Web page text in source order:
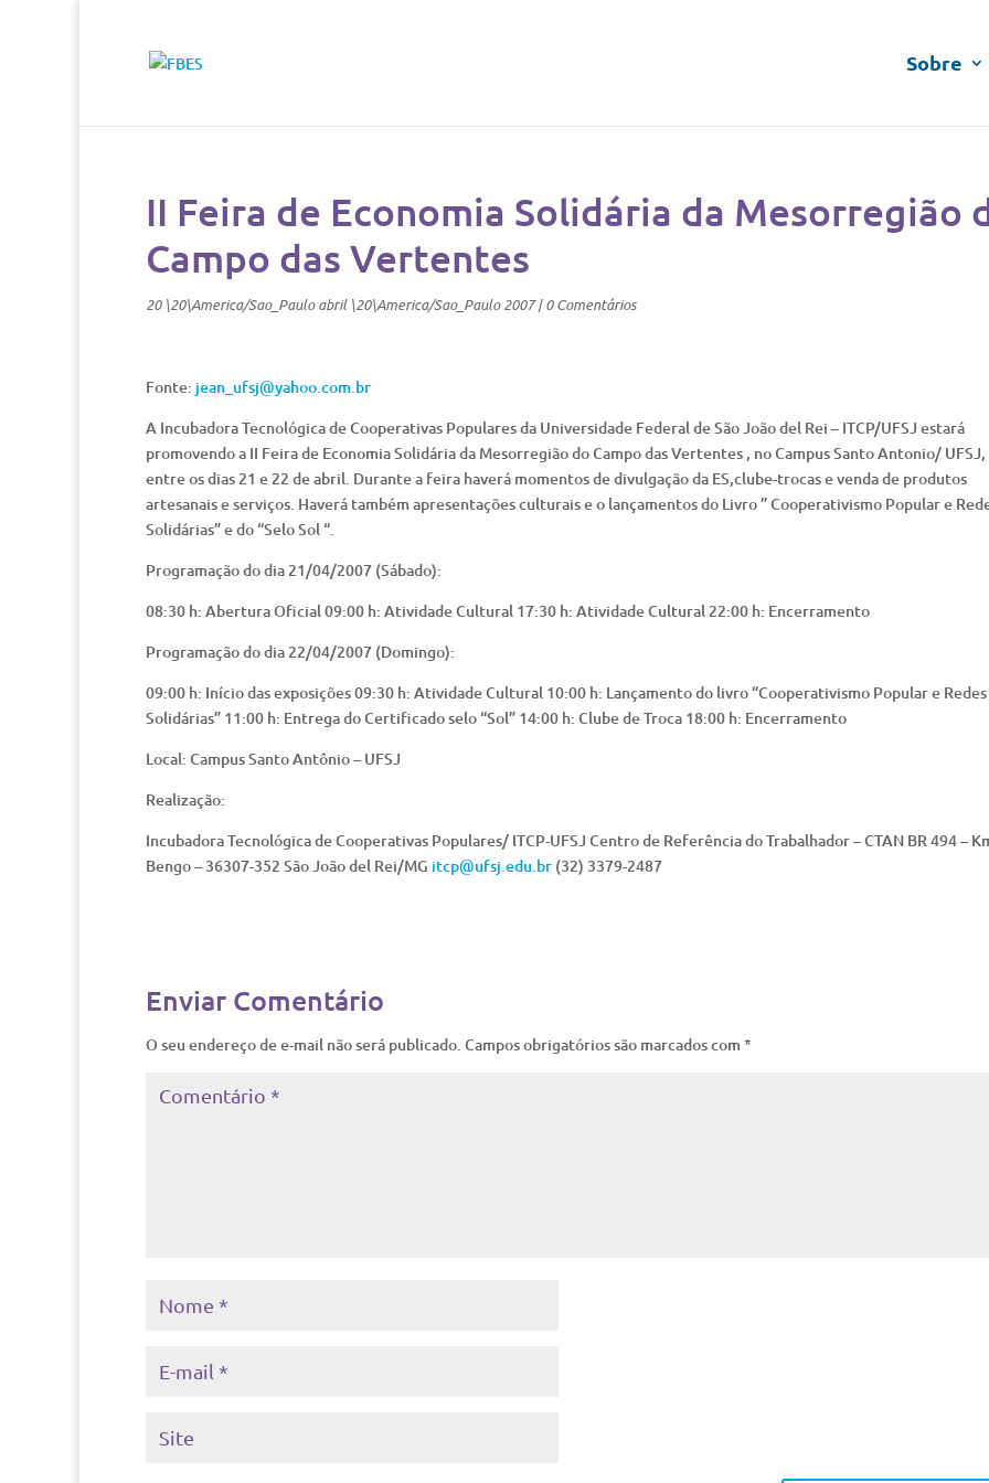
Sobre
II Feira de Economia Solidária da Mesorregião
Campo das Vertentes
20 \20\America/Sao_Paulo abril \20\America/Sao_Paulo 2007|0 Comentários
Fonte: jean_ufsj@yahoo.com.br
A Incubadora Tecnológica de Cooperativas Populares da Universidade Federal de São João del Rei – ITCP/UFSJ estará
promovendo a II Feira de Economia Solidária da Mesorregião do Campo das Vertentes , no Campus Santo Antonio/ UFSJ,
entre os dias 21 e 22 de abril. Durante a feira haverá momentos de divulgação da ES,clube-trocas e venda de produtos
artesanais e serviços. Haverá também apresentações culturais e o lançamentos do Livro ” Cooperativismo Popular e
Solidárias” e do “Selo Sol “.
Programação do dia 21/04/2007 (Sábado):
08:30 h: Abertura Oficial 09:00 h: Atividade Cultural 17:30 h: Atividade Cultural 22:00 h: Encerramento
Programação do dia 22/04/2007 (Domingo):
09:00 h: Início das exposições 09:30 h: Atividade Cultural 10:00 h: Lançamento do livro “Cooperativismo Popular e Redes
Solidárias” 11:00 h: Entrega do Certificado selo “Sol” 14:00 h: Clube de Troca 18:00 h: Encerramento
Local: Campus Santo Antônio – UFSJ
Realização:
Incubadora Tecnológica de Cooperativas Populares/ ITCP-UFSJ Centro de Referência do Trabalhador – CTAN BR 494 –
Bengo – 36307-352 São João del Rei/MG itcp@ufsj.edu.br (32) 3379-2487
Enviar Comentário
O seu endereço de e-mail não será publicado. Campos obrigatórios são marcados com *